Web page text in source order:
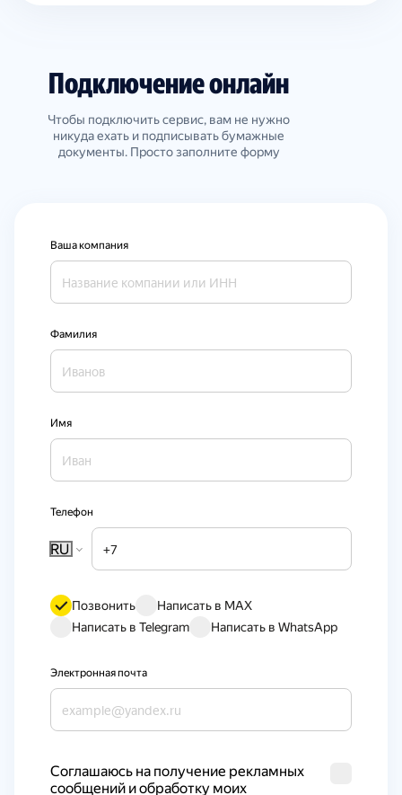
Подключение онлайн
Чтобы подключить сервис, вам не нужно
никуда ехать и подписывать бумажные
документы. Просто заполните форму
Ваша компания
Фамилия
Имя
Телефон
RU
Позвонить
Написать в MAX
Написать в Telegram
Написать в WhatsApp
Электронная почта
Cоглашаюсь на получение рекламных
сообщений и обработку моих